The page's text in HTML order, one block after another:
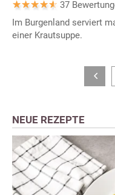
37
Im Burgenland serviert
einer Krautsuppe.
NEUE REZEPTE